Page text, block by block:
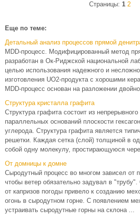
Страницы: 1 2
Еще по теме:
Детальный анализ процессов прямой
MDD-процесс. Модифицированный метод
разработан в Ок-Риджской национальной
целью использования надежного и
изготовления UO2-продукта с хорошими
MDD-процесс основан на разложении
Структура кристалла графита
Структура графита состоит из
параллельных оснований плоскости
углерода. Структура графита является
решетки. Каждая сетка (слой) толщиной в
собой одну молекулу, простирающуюся
От домницы к домне
Сыродутный процесс во многом зависел от
чтобы ветер обязательно задувал в
от капризов погоды привело к созданию
огонь в сыродутном горне. С появлением
устраивать сыродутные горны на склона ...